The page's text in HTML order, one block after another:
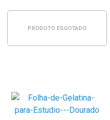
PRODUTO ESGOTADO